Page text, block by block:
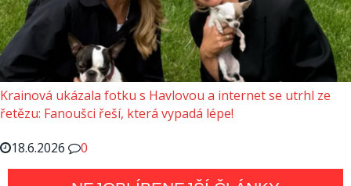
Krainová ukázala fotku s Havlovou a internet se utrhl ze
řetězu: Fanoušci řeší, která vypadá lépe!
18.6.2026
0